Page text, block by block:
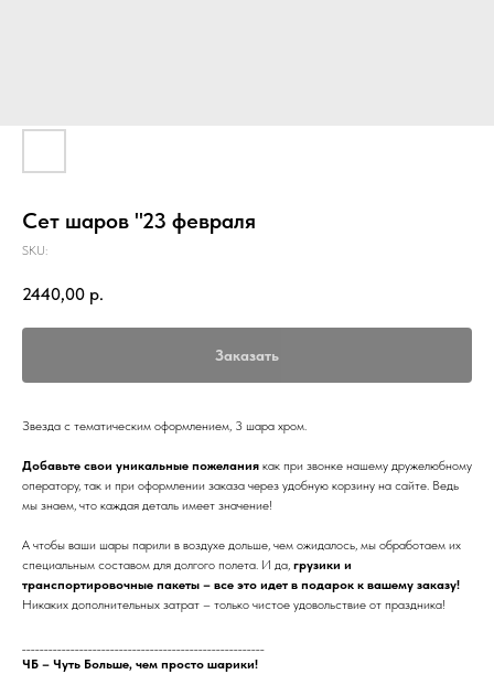
Сет шаров "23 февраля
SKU:
2440,00 р.
Заказать
Звезда с тематическим оформлением, 3 шара хром.
Добавьте свои уникальные пожелания как при звонке нашему дружелюбному
оператору, так и при оформлении заказа через удобную корзину на сайте. Ведь
мы знаем, что каждая деталь имеет значение!
А чтобы ваши шары парили в воздухе дольше, чем ожидалось, мы обработаем их
специальным составом для долгого полета. И да, грузики и
транспортировочные пакеты – все это идет в подарок к вашему заказу!
Никаких дополнительных затрат – только чистое удовольствие от праздника!
ЧБ – Чуть Больше, чем просто шарики!